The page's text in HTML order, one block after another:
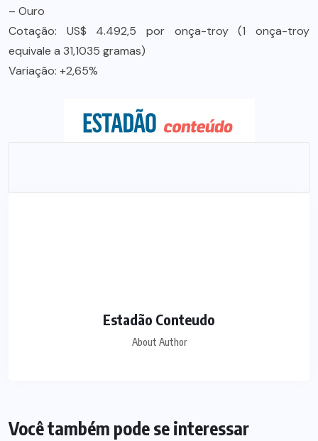
– Ouro
Cotação: US$ 4.492,5 por onça-troy (1 onça-troy
equivale a 31,1035 gramas)
Variação: +2,65%
Estadão Conteudo
About Author
Você também pode se interessar